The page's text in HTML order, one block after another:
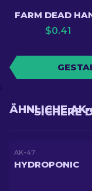
FARM DEAD
$0.41
SICHERE
ÄHNLICHE
AK-47
HYDROPONIC